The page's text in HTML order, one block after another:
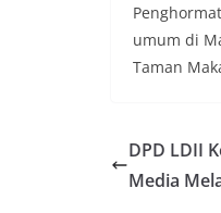
umum di
Taman
DPD LDII
Media